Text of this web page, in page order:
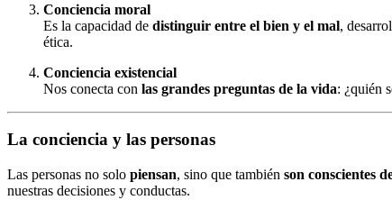
Conciencia moral
Es la capacidad de distinguir entre el bien y el mal,
ética.
Conciencia existencial
Nos conecta con las grandes preguntas de la vida: ¿quién
La conciencia y las personas
Las personas no solo piensan, sino que también son conscientes
nuestras decisiones y conductas.